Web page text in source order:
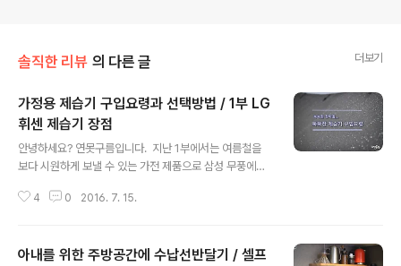
솔직한 리뷰 의 다른 글 더보기
가정용 제습기 구입요령과 선택방법 / 1부 LG
휘센 제습기 장점
안녕하세요? 연못구름입니다. ​ 지난 1부에서는 여름철을
보다 시원하게 보낼 수 있는 가전 제품으로 삼성 무풍에어
의 주시는 분들도 많고, 반응이 뜨거워서 ​생각보다 많은 분
번 2부에서는 LG 휘센 제습기를 기준으로 제습기를 구입
4 0 2016. 7. 15.
아내를 위한 주방공간에 수납선반달기 / 셀프